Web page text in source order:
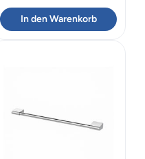
Preis
war:
Preis
ist:
In den Warenkorb